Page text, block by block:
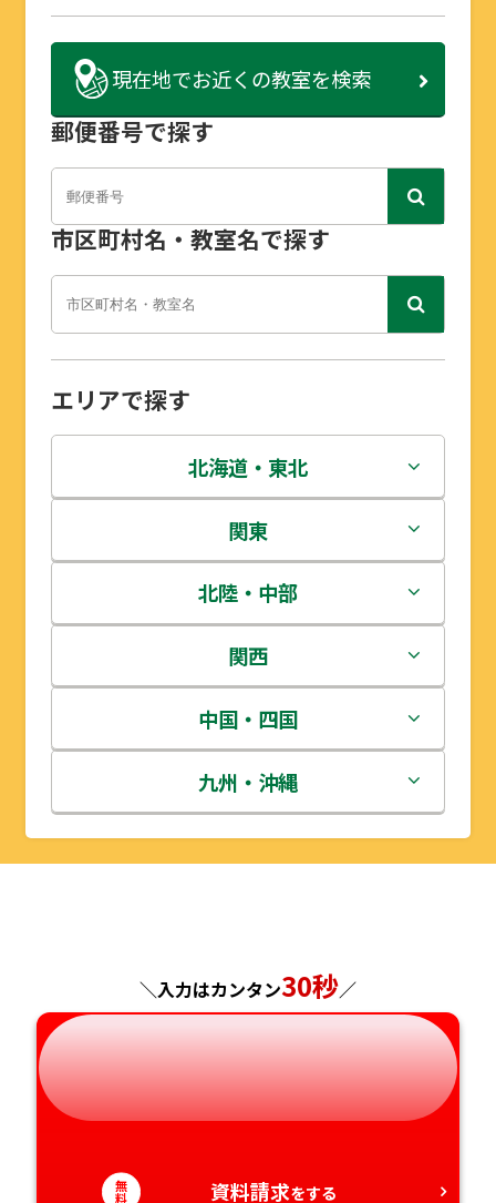
現在地でお近くの教室を検索
郵便番号で探す
市区町村名・教室名で探す
エリアで探す
北海道・東北
北海道
青森県
岩手県
宮城県
秋田県
山形県
関東
茨城県
栃木県
群馬県
埼玉県
千葉県
北陸・中部
新潟県
富山県
石川県
福井県
岐阜県
静岡県
関西
三重県
滋賀県
京都府
奈良県
和歌山県
中国・四国
鳥取県
島根県
徳島県
九州・沖縄
福岡県
大分県
＼入力はカンタン30秒／
無
料 資料請求をする